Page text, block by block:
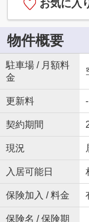
お気に入
物件概要
駐車場 / 月額料
金
更新料 -
契約期間
現況
入居可能日
保険加入 / 料金
保険名 / 保険期